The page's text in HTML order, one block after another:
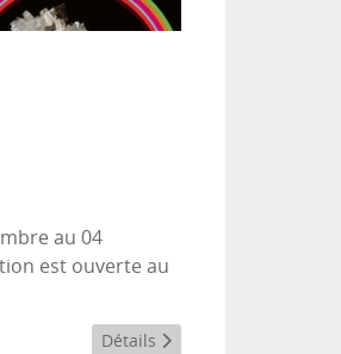
au 04
est ouverte au
Détails